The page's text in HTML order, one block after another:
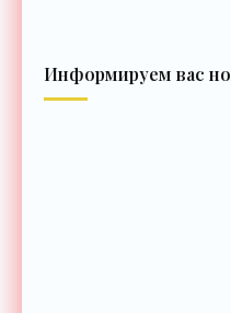
Информируем вас